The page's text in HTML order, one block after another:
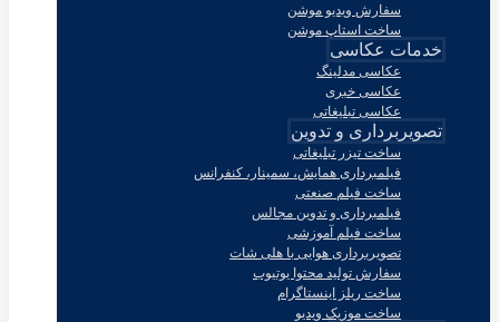
سفارش ویدیو موشن
ساخت استاپ موشن
خدمات عکاسی
عکاسی مدلینگ
عکاسی خبری
عکاسی تبلیغاتی
تصویربرداری و تدوین
ساخت تیزر تبلیغاتی
فیلمبرداری همایش، سمینار، کنفرانس
ساخت فیلم صنعتی
فیلمبرداری و تدوین مجالس
ساخت فیلم آموزشی
تصویربرداری هوایی با هلی شات
سفارش تولید محتوا یوتیوب
ساخت ریلز اینستاگرام
ساخت موزیک ویدیو